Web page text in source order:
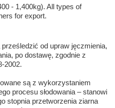
- 1,400kg). All types of
for export.
od upraw jęczmienia,
po dostawę, zgodnie z
2002.
są z wykorzystaniem
procesu słodowania – stanowi
stopnia przetworzenia ziarna